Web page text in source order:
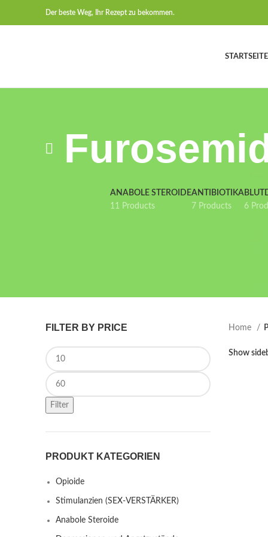
Der beste Weg, Ihr Rezept zu bekommen.
STARTSEITE
ANABOLE STEROIDE
11 Products
ANTIBIOTIKA
7 Products
6
FILTER BY PRICE
Min price
Max price
Filter
PRODUKT KATEGORIEN
Opioide
Stimulanzien (SEX-VERSTÄRKER)
Anabole Steroide
Home
Show